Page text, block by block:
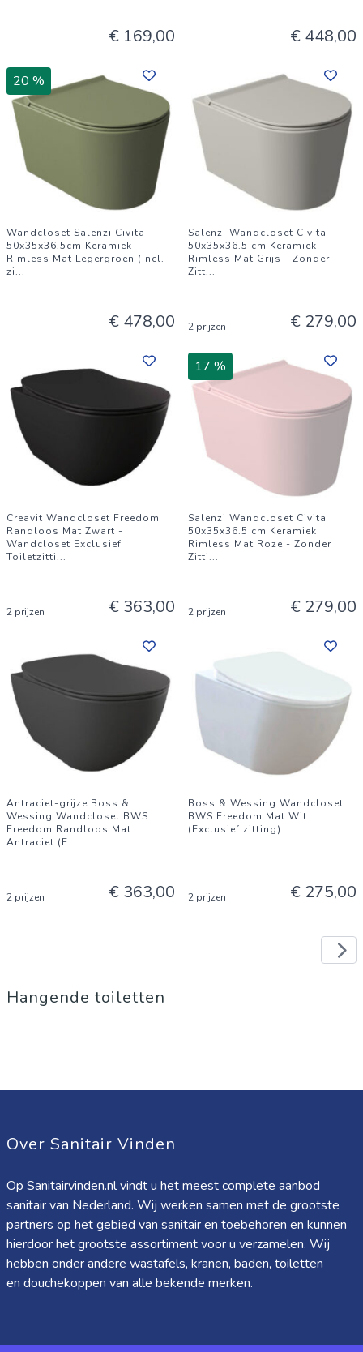
€ 169,00 € 448,00
20 %
Wandcloset Salenzi Civita
50x35x36.5cm Keramiek
Rimless Mat Legergroen (incl.
zi...
€ 478,00
Salenzi Wandcloset Civita
50x35x36.5 cm Keramiek
Rimless Mat Grijs - Zonder
Zitt...
2 prijzen € 279,00
Creavit Wandcloset Freedom
Randloos Mat Zwart -
Wandcloset Exclusief
Toiletzitti...
2 prijzen € 363,00
17 %
Salenzi Wandcloset Civita
50x35x36.5 cm Keramiek
Rimless Mat Roze - Zonder
Zitti...
2 prijzen € 279,00
Antraciet-grijze Boss &
Wessing Wandcloset BWS
Freedom Randloos Mat
Antraciet (E...
2 prijzen € 363,00
Boss & Wessing Wandcloset
BWS Freedom Mat Wit
(Exclusief zitting)
2 prijzen € 275,00
Hangende toiletten
Over Sanitair Vinden
Op Sanitairvinden.nl vindt u het meest complete aanbod
sanitair van Nederland. Wij werken samen met de grootste
partners op het gebied van sanitair en toebehoren en kunnen
hierdoor het grootste assortiment voor u verzamelen. Wij
hebben onder andere wastafels, kranen, baden, toiletten
en douchekoppen van alle bekende merken.